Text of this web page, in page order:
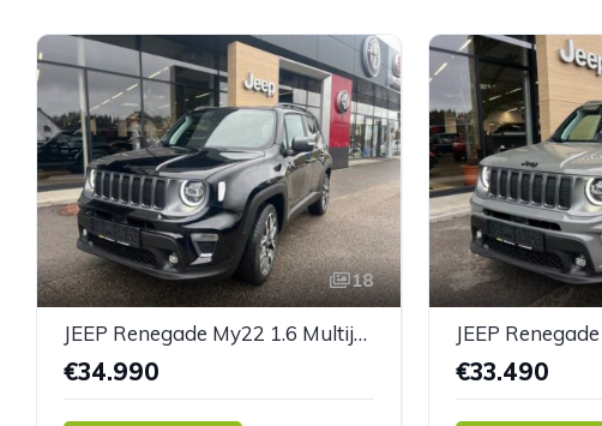
18
JEEP Renegade My22 1.6 Multijet IiFwd 6mt S
€34.990 €33.490